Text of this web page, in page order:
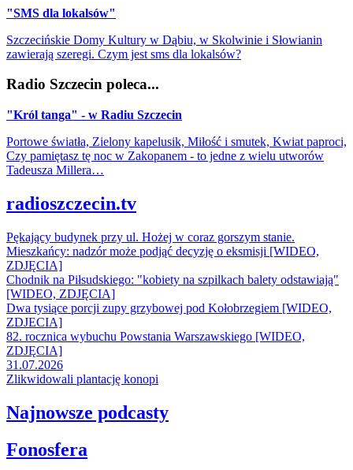
"SMS dla lokalsów"
Szczecińskie Domy Kultury w Dąbiu, w Skolwinie i Słowianin
zawierają szeregi. Czym jest sms dla lokalsów?
Radio Szczecin poleca...
"Król tanga" - w Radiu Szczecin
Portowe światła, Zielony kapelusik, Miłość i smutek, Kwiat paproci,
Czy pamiętasz tę noc w Zakopanem - to jedne z wielu utworów
Tadeusza Millera…
radioszczecin.tv
Pękający budynek przy ul. Hożej w coraz gorszym stanie.
Mieszkańcy: nadzór może podjąć decyzję o eksmisji [WIDEO,
ZDJĘCIA]
Chodnik na Piłsudskiego: "kobiety na szpilkach balety odstawiają"
[WIDEO, ZDJĘCIA]
Dwa tysiące porcji zupy grzybowej pod Kołobrzegiem [WIDEO,
ZDJECIA]
82. rocznica wybuchu Powstania Warszawskiego [WIDEO,
ZDJĘCIA]
31.07.2026
Zlikwidowali plantację konopi
Najnowsze podcasty
Fonosfera